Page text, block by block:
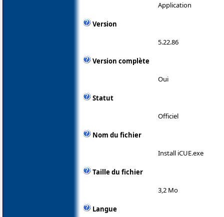
Application
Version
5.22.86
Version complète
Oui
Statut
Officiel
Nom du fichier
Install iCUE.exe
Taille du fichier
3,2 Mo
Langue